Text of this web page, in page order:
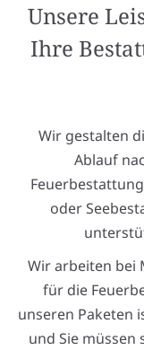
Unsere
Ihre
Wir gestalten
Ablauf
oder
Wir arbeiten bei
für die
unseren Paketen
und Sie müssen